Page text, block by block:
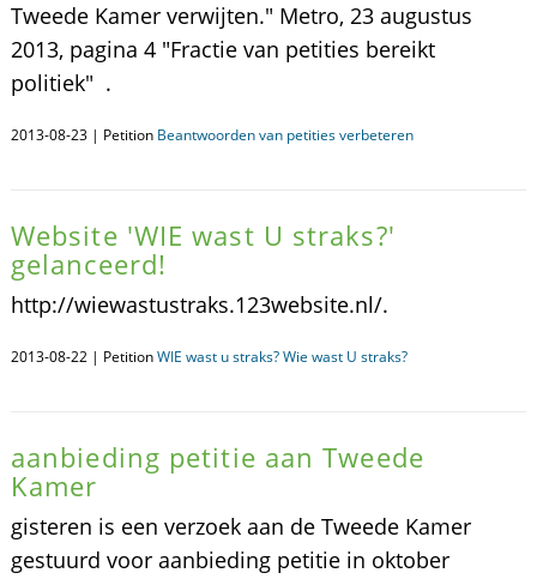
Tweede Kamer verwijten." Metro, 23 augustus
2013, pagina 4 "Fractie van petities bereikt
politiek" .
2013-08-23 | Petition Beantwoorden van petities verbeteren
Website 'WIE wast U straks?'
gelanceerd!
http://wiewastustraks.123website.nl/.
2013-08-22 | PetitionWIE wast u straks? Wie wast U straks?
aanbieding petitie aan Tweede
Kamer
gisteren is een verzoek aan de Tweede Kamer
gestuurd voor aanbieding petitie in oktober